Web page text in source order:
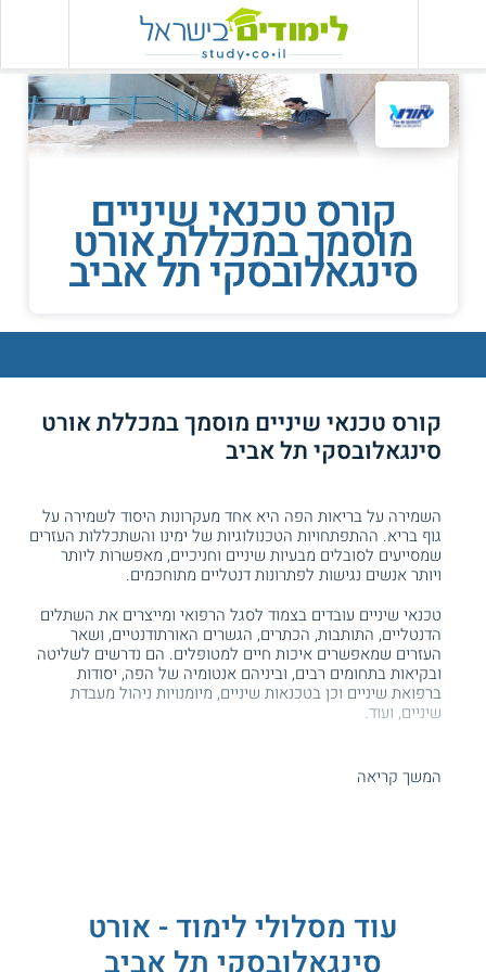
קורס טכנאי שיניים
מוסמך במכללת אורט
סינגאלובסקי תל אביב
קורס טכנאי שיניים מוסמך במכללת אורט
סינגאלובסקי תל אביב
השמירה על בריאות הפה היא אחד מעקרונות היסוד לשמירה על
גוף בריא. ההתפתחויות הטכנולוגיות של ימינו והשתכללות העזרים
שמסייעים לסובלים מבעיות שיניים וחניכיים, מאפשרות ליותר
ויותר אנשים נגישות לפתרונות דנטליים מתוחכמים.
טכנאי שיניים עובדים בצמוד לסגל הרפואי ומייצרים את השתלים
הדנטליים, התותבות, הכתרים, הגשרים האורתודנטיים, ושאר
העזרים שמאפשרים איכות חיים למטופלים. הם נדרשים לשליטה
ובקיאות בתחומים רבים, וביניהם אנטומיה של הפה, יסודות
ברפואת שיניים וכן בטכנאות שיניים, מיומנויות ניהול מעבדת
שיניים, ועוד.
בנושאים אלו, נקבעו תקנות לפיהן מי שרוצים לעסוק בתחום זה
נדרשים לעבור מבחן הסמכה ממשלתי. בין הקורסים שמהווים
תכנית הלימודים מאושרת על ידי משרד הבריאות, ומיועדת להכנת
הסטודנטים לקראת בחינות רישוי והסמכה בטכנאות שיניים.
המשך קריאה
עוד מסלולי לימוד - אורט